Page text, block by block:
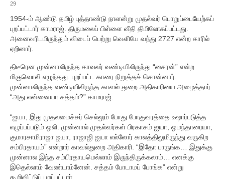
பிறப்பு
கல்வி
நாட்டுப்பற்று
அரசியல்
நிகழ்வுகள்
சாதனைகள்
கல்விச் சாதனைகள்
29
1954-ம் ஆண்டு தமிழ் புத்தாண்டு நாளன்று முதல்வர் பொறுப்பையேற்கப்
புறப்பட்டார் காமராஜ். திருமலைப் பிள்ளை வீதி திமிலோகப்பட்டது.
அனைவரிடமிருந்தும் விடைப் பெற்று வெளியே வந்து 2727 என்ற காரில்
ஏறினார்.
திடீரென முன்னாலிருந்த காவலர் வண்டியிலிருந்து “சைரன்” என்ற
மிகுவொலி எழுந்தது. புறப்பட்ட காரை நிறுத்தச் சொன்னார்.
முன்னாலிருந்த வண்டியிலிருந்த காவல் துறை அதிகாரியை அழைத்தார்.
“அது என்னையா சத்தம்?” காமராஜ்.
“ஐயா, இது முதலமைச்சர் செல்லும் போது போகுவரத்தை உஷார்படுத்த
எழுப்பப்படும் ஒலி. முன்னால் முதல்வர்கள் பிரகாசம் ஐயா, ஓமந்தாரையா,
குமாரசாமிராஜா ஐயா, ராஜாஜி ஐயா எல்லோர் காலத்திலுமிருந்து வருகிற
சம்பிரதாயம்” என்றார் காவல்துறை அதிகாரி. “இதோ பாருங்க… இதுக்கு
முன்னால இந்த சம்பிரதாயமெல்லாம் இருந்திருக்கலாம்… எனக்கு
இதெல்லாம் வேண்டாம்னேன். சத்தம் போடாமப் போங்க” என்று
கூறிவிட்டுப் புறப்பட்டார்.